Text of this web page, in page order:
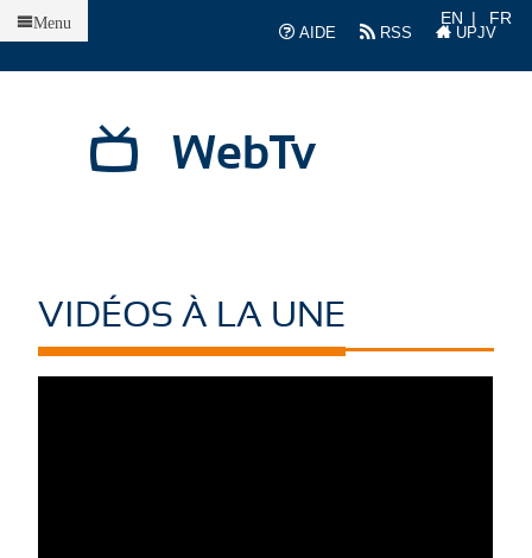
AIDE
RSS UPJV
EN FR
WebTv
Menu
VIDÉOS À LA UNE